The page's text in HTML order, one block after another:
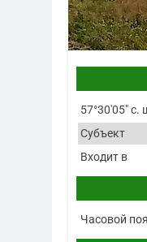
57°30′05″ с.
Субъект
Входит в
Часовой